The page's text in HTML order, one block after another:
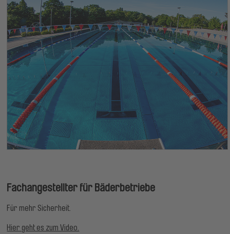
Fachangestellter für Bäderbetriebe
Für mehr Sicherheit.
Hier geht es zum Video.